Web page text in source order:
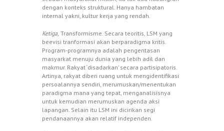
dengan konteks struktural. Hanya hambatan
internal yakni, kultur kerja yang rendah.
Ketiga, Transformisme. Secara teoritis, LSM yang
beevisi tranformasi akan berparadigma kritis.
Program-programnya adalah pengentasan
masyarkat menuju dunia yang lebih adil dan
makmur. Rakyat ‘disadarkan’ secara partisipatoris.
Artinya, rakyat diberi ruang untuk mengidentifikasi
persoalannya sendiri, merumuskan/menentukan
paradigma mana yang tepat, menganalisisnya
untuk kemudian merumuskan agenda aksi
lapangan. Selain itu LSM ini dicirikan segi
pendanaannya akan relatif independen.